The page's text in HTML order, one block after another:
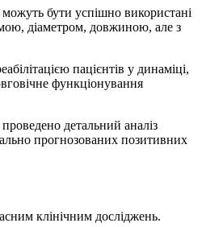
бути успішно використані
діаметром, довжиною, але з
пацієнтів у динаміці,
функціонування
детальний аналіз
прогнозованих позитивних
клінічним досліджень.